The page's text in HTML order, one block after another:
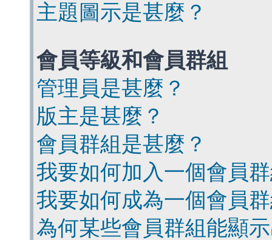
主題圖示是甚麼？
會員等級和會員群組
管理員是甚麼？
版主是甚麼？
會員群組是甚麼？
我要如何加入一個會員
我要如何成為一個會員
為何某些會員群組能顯